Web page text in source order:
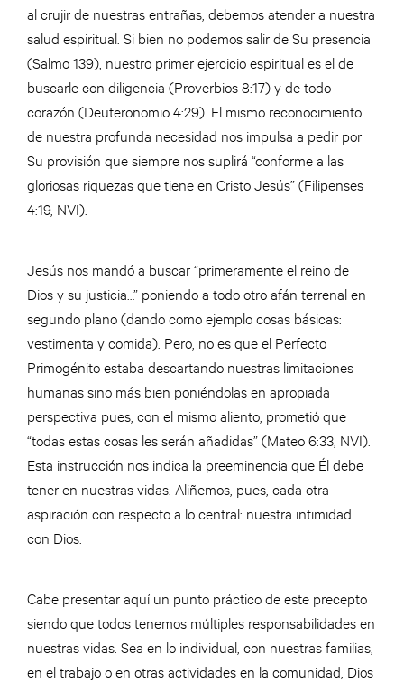
al crujir de nuestras entrañas, debemos atender a nuestra
salud espiritual. Si bien no podemos salir de Su presencia
(Salmo 139), nuestro primer ejercicio espiritual es el de
buscarle con diligencia (Proverbios 8:17) y de todo
corazón (Deuteronomio 4:29). El mismo reconocimiento
de nuestra profunda necesidad nos impulsa a pedir por
Su provisión que siempre nos suplirá “conforme a las
gloriosas riquezas que tiene en Cristo Jesús” (Filipenses
4:19, NVI).
Jesús nos mandó a buscar “primeramente el reino de
Dios y su justicia…” poniendo a todo otro afán terrenal en
segundo plano (dando como ejemplo cosas básicas:
vestimenta y comida). Pero, no es que el Perfecto
Primogénito estaba descartando nuestras limitaciones
humanas sino más bien poniéndolas en apropiada
perspectiva pues, con el mismo aliento, prometió que
“todas estas cosas les serán añadidas” (Mateo 6:33, NVI).
Esta instrucción nos indica la preeminencia que Él debe
tener en nuestras vidas. Aliñemos, pues, cada otra
aspiración con respecto a lo central: nuestra intimidad
con Dios.
Cabe presentar aquí un punto práctico de este precepto
siendo que todos tenemos múltiples responsabilidades en
nuestras vidas. Sea en lo individual, con nuestras familias,
en el trabajo o en otras actividades en la comunidad, Dios